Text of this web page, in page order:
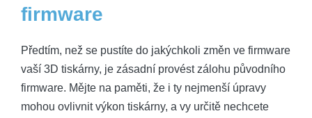
firmware
Předtím, než se pustíte do jakýchkoli změn ve firmware
vaší 3D tiskárny, je zásadní provést zálohu původního
firmware. Mějte na paměti, že i ty nejmenší úpravy
mohou ovlivnit výkon tiskárny, a vy určitě nechcete